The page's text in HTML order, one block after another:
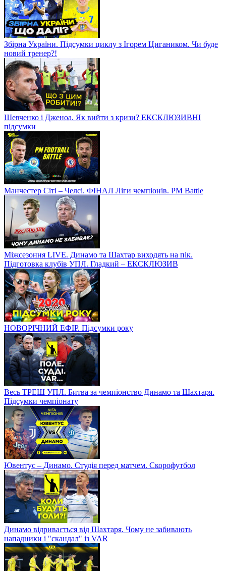
Збірна України. Підсумки циклу з Ігорем Цигаником. Чи буде
новий тренер?!
Шевченко і Дженоа. Як вийти з кризи? ЕКСКЛЮЗИВНІ
підсумки
Манчестер Сіті – Челсі. ФІНАЛ Ліги чемпіонів. PM Battle
Міжсезоння LIVE. Динамо та Шахтар виходять на пік.
Підготовка клубів УПЛ. Гладкий – ЕКСКЛЮЗИВ
НОВОРІЧНИЙ ЕФІР. Підсумки року
Весь ТРЕШ УПЛ. Битва за чемпіонство Динамо та Шахтаря.
Підсумки чемпіонату
Ювентус – Динамо. Студія перед матчем. Скорофутбол
Динамо відривається від Шахтаря. Чому не забивають
нападники і "скандал" із VAR